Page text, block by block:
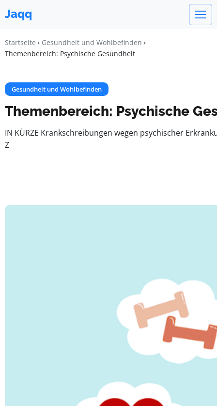
Jaqq
Startseite
Gesundheit und Wohlbefinden
Themenbereich: Psychische Gesundheit
Gesundheit und Wohlbefinden
Themenbereich: Psychische
IN KÜRZE Krankschreibungen wegen psychischer
Z